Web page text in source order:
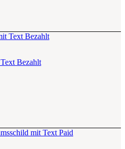
Bezahlt